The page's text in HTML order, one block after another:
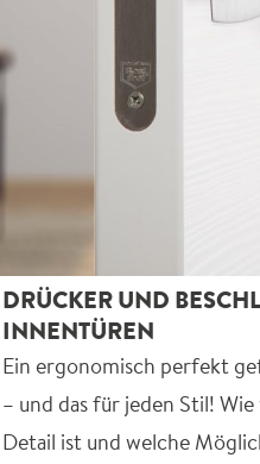
DRÜCKER UND
INNENTÜREN
Ein ergonomisch perfekt
– und das für jeden Stil!
Detail ist und welche